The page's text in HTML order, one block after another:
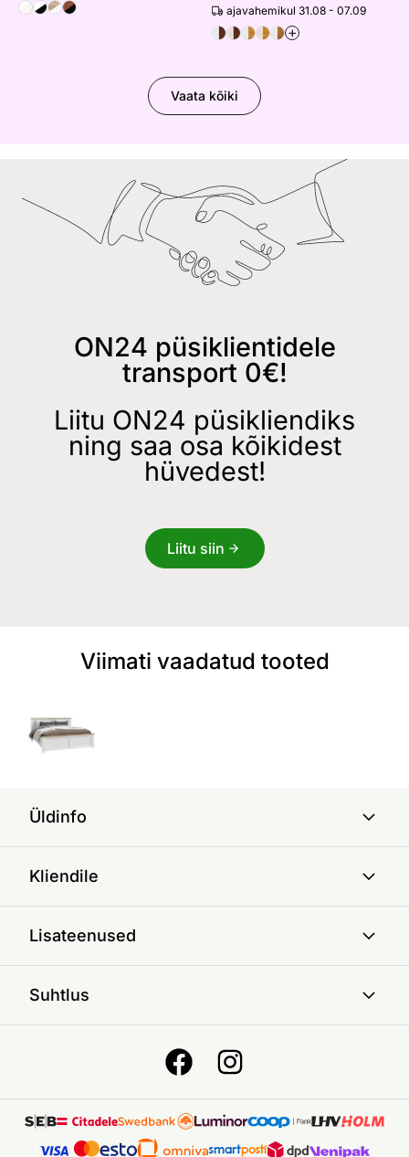
ajavahemikul 31.08 - 07.09
+
Vaata kõiki
ON24 püsiklientidele
transport 0€!
Liitu ON24 püsikliendiks
ning saa osa kõikidest
hüvedest!
Liitu siin
Viimati vaadatud tooted
Üldinfo
Kliendile
Lisateenused
Suhtlus